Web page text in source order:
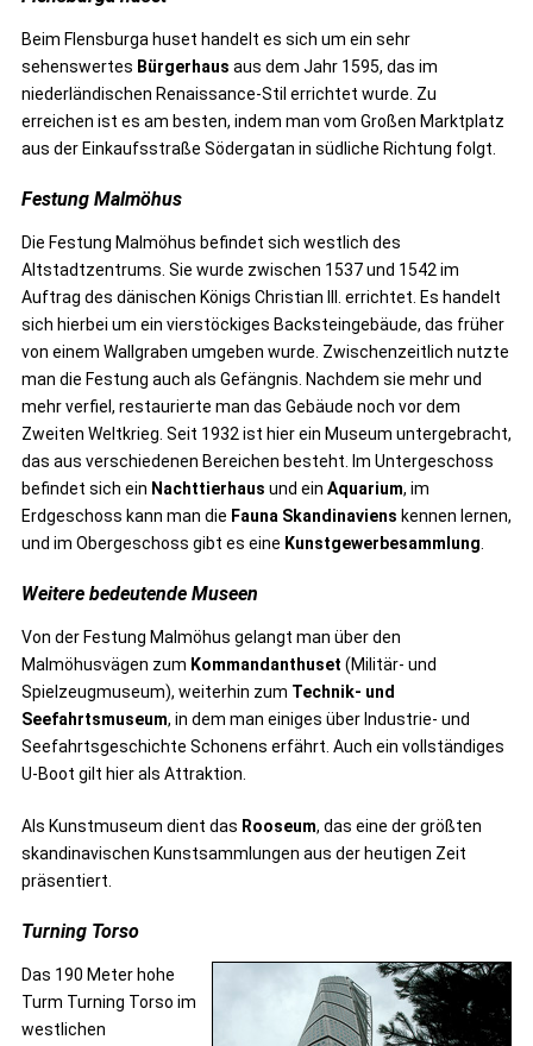
Beim Flensburga huset handelt es sich um ein sehr
sehenswertes Bürgerhaus aus dem Jahr 1595, das im
niederländischen Renaissance-Stil errichtet wurde. Zu
erreichen ist es am besten, indem man vom Großen Marktplatz
aus der Einkaufsstraße Södergatan in südliche Richtung folgt.
Festung Malmöhus
Die Festung Malmöhus befindet sich westlich des
Altstadtzentrums. Sie wurde zwischen 1537 und 1542 im
Auftrag des dänischen Königs Christian III. errichtet. Es handelt
sich hierbei um ein vierstöckiges Backsteingebäude, das früher
von einem Wallgraben umgeben wurde. Zwischenzeitlich nutzte
man die Festung auch als Gefängnis. Nachdem sie mehr und
mehr verfiel, restaurierte man das Gebäude noch vor dem
Zweiten Weltkrieg. Seit 1932 ist hier ein Museum untergebracht,
das aus verschiedenen Bereichen besteht. Im Untergeschoss
befindet sich ein Nachttierhaus und ein Aquarium, im
Erdgeschoss kann man die Fauna Skandinaviens kennen lernen,
und im Obergeschoss gibt es eine Kunstgewerbesammlung
Weitere bedeutende Museen
Von der Festung Malmöhus gelangt man über den
Malmöhusvägen zum Kommandanthuset (Militär- und
Spielzeugmuseum), weiterhin zum Technik- und
Seefahrtsmuseum, in dem man einiges über Industrie- und
Seefahrtsgeschichte Schonens erfährt. Auch ein vollständiges
U-Boot gilt hier als Attraktion.
Als Kunstmuseum dient das Rooseum, das eine der größten
skandinavischen Kunstsammlungen aus der heutigen Zeit
präsentiert.
Turning Torso
Das 190 Meter hohe
Turm Turning Torso im
westlichen